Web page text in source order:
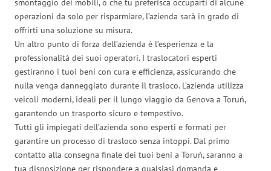
smontaggio dei mobili, o che tu preferisca occuparti di alcune
operazioni da solo per risparmiare, l’azienda sarà in grado di
offrirti una soluzione su misura.
Un altro punto di forza dell’azienda è l’esperienza e la
professionalità dei suoi operatori. I traslocatori esperti
gestiranno i tuoi beni con cura e efficienza, assicurando che
nulla venga danneggiato durante il trasloco. L’azienda utilizza
veicoli moderni, ideali per il lungo viaggio da Genova a Toruń,
garantendo un trasporto sicuro e tempestivo.
Tutti gli impiegati dell’azienda sono esperti e formati per
garantire un processo di trasloco senza intoppi. Dal primo
contatto alla consegna finale dei tuoi beni a Toruń, saranno a
tua disposizione per rispondere a qualsiasi domanda e